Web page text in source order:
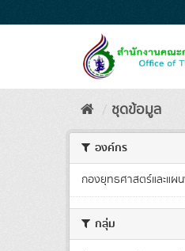
to
ชุดข้อมูล
องค์กร
กองยุทธศาสตร์และแผ
กลุ่ม